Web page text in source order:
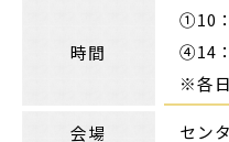
時間
①10
④14
※各
会場 セン